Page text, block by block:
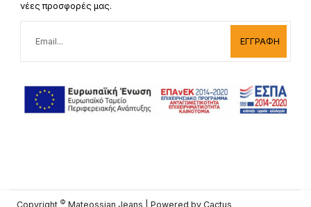
νέες προσφορές μας.
ΕΓΓΡΑΦΗ
Copyright © Mateossian Jeans | Powered by Cactus